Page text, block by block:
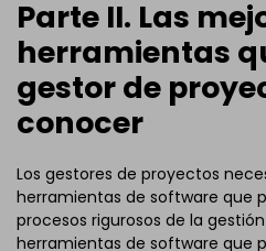
Parte II. Las
herramientas
gestor de
conocer
Los gestores de proyectos
herramientas de software que
procesos rigurosos de la
herramientas de software que